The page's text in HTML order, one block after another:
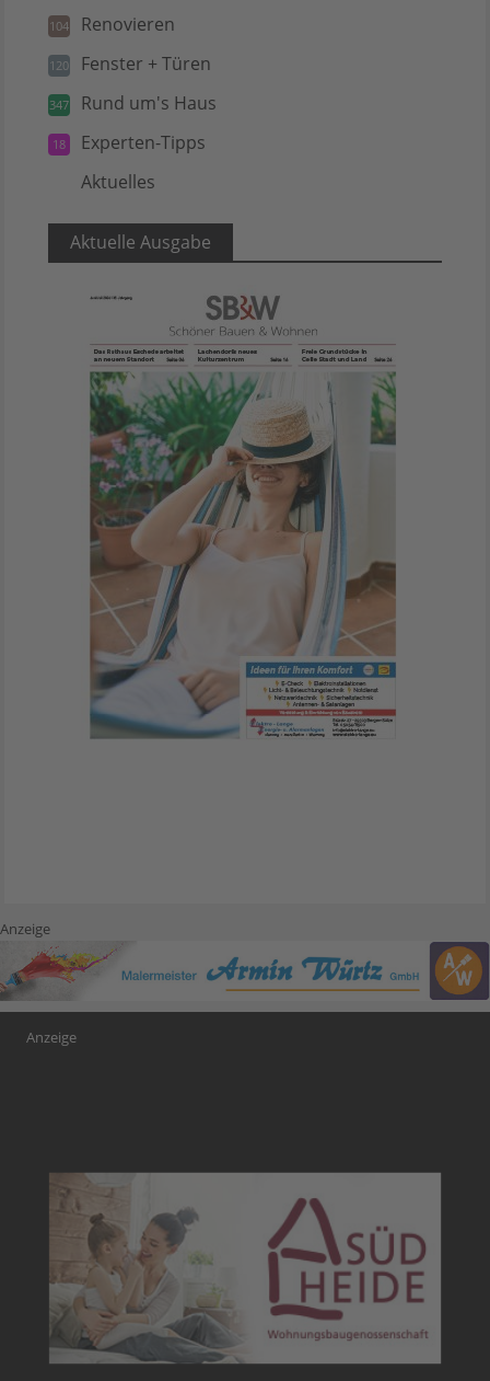
104 Renovieren
120 Fenster + Türen
347 Rund um's Haus
18 Experten-Tipps
Aktuelles
Aktuelle Ausgabe
Anzeige
Anzeige